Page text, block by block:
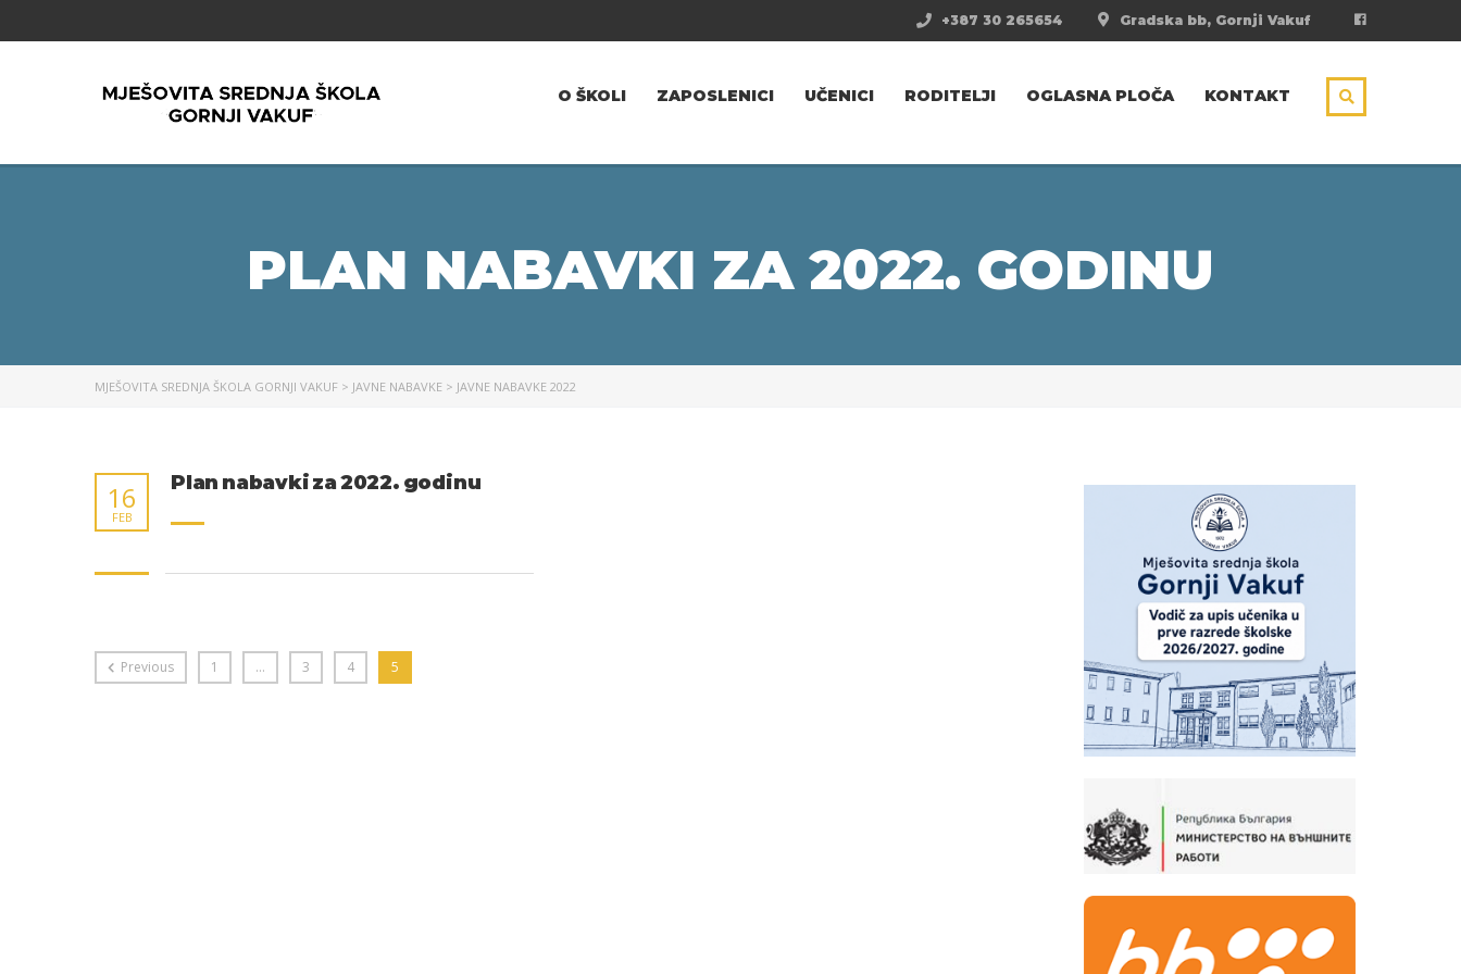
Gradska bb, Gornji Vakuf
+387 30 265654
O ŠKOLI ZAPOSLENICI UČENICI RODITELJI OGLASNA PLOČA KONTAKT
PLAN NABAVKI ZA 2022. GODINU
MJEŠOVITA SREDNJA ŠKOLA GORNJI VAKUF > JAVNE NABAVKE > JAVNE NABAVKE 2022
Plan nabavki za 2022. godinu
16
FEB
Previous 1 … 3 4 5